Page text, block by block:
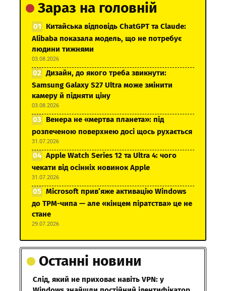
Зараз на головній
Китайська відповідь ChatGPT та Claude:
Alibaba показала модель, що не потребує
людини тижнями
03.08.2026
Дизайн, до якого треба звикнути:
Samsung Galaxy S27 Ultra може змінити
камеру й підняти ціну
03.08.2026
Венера не «мертва планета»: під
розпеченою поверхнею досі щось рухається
31.07.2026
Apple Watch Series 12 та Ultra 4: чого
чекати від осінніх новинок Apple
31.07.2026
Microsoft прив’яже активацію Windows
до TPM-чипа — але «кінцем піратства» це не
стане
29.07.2026
Останні новини
Слід, який не приховає навіть VPN: у